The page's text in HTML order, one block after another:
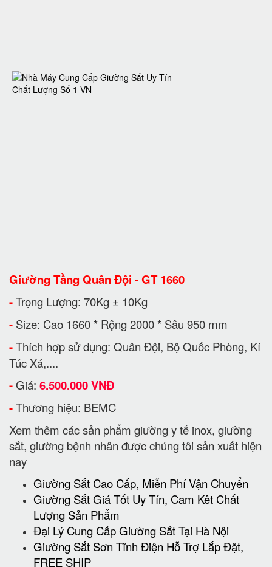
Giường Tầng Quân Đội - GT 1660
-Trọng Lượng: 70Kg ± 10Kg
- Size: Cao 1660 * Rộng 2000 * Sâu 950 mm
-Thích hợp sử dụng: Quân Đội, Bộ Quốc Phòng, Kí
Túc Xá,....
- Giá: 6.500.000 VNĐ
-Thương hiệu: BEMC
Xem thêm các sản phẩm giường y tế inox, giường
sắt, giường bệnh nhân được chúng tôi sản xuất hiện
nay
Giường Sắt Cao Cấp, Miễn Phí Vận Chuyển
Giường Sắt Giá Tốt Uy Tín, Cam Kêt Chất
Lượng Sản Phẩm
Đại Lý Cung Cấp Giường Sắt Tại Hà Nội
Giường Sắt Sơn Tĩnh Điện Hỗ Trợ Lắp Đặt,
FREE SHIP